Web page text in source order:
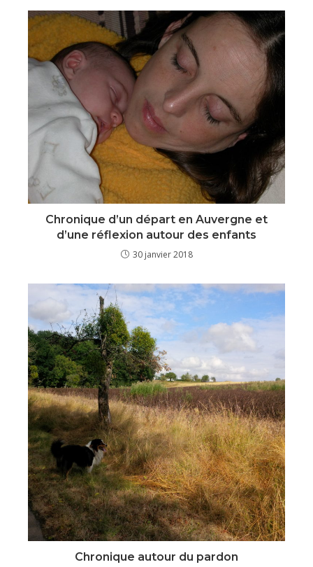
Chronique d’un départ en Auvergne et
d’une réflexion autour des enfants
30 janvier 2018
Chronique autour du pardon